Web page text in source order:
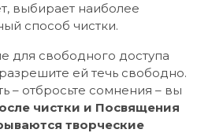
выбирает наиболее
способ чистки.
для свободного доступа
ей течь свободно.
– отбросьте сомнения – вы
чистки и Посвящения
творческие